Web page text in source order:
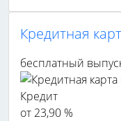
Кредитная
бесплатный
от 23,90 %